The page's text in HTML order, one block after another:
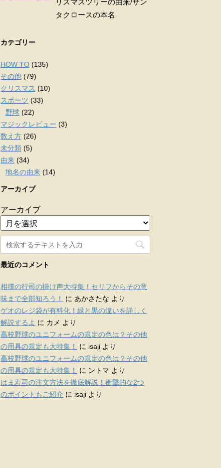
リスマスツリーの由来/サン
タクロースの本名
カテゴリー
HOW TO (135)
その他 (79)
クリスマス (10)
スポーツ (33)
野球 (22)
マジックレビュー (3)
数え方 (26)
未分類 (5)
由来 (34)
地名の由来 (14)
アーカイブ
アーカイブ
最近のコメント
相撲の行司の掛け声大特集！セリフからその意
味まで全部知ろう！
に あかさたな より
ゲオのレジ袋が有料化！緑と黒の違いを詳しく
解説するよ に カメ より
高校野球のユニフォームの規定の色は？その他
の用具の規定も大特集！
に isaji より
高校野球のユニフォームの規定の色は？その他
の用具の規定も大特集！
に ントマ より
はま寿司の注文方法を徹底解説！衝撃的な2つ
のポイントもご紹介 に isaji より